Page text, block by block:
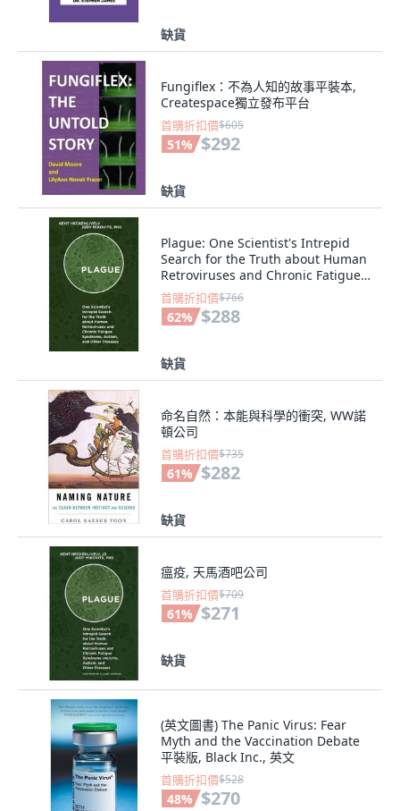
缺貨
Fungiflex：不為人知的故事平裝本,
Createspace獨立發布平台
首購折扣價$605
51% $292
缺貨
Plague: One Scientist's Intrepid
Search for the Truth about Human
Retroviruses and Chronic Fatigue
S... 精裝版, Skyhorse Publishing, 英
文
首購折扣價$766
62% $288
缺貨
命名自然：本能與科學的衝突, WW諾
頓公司
首購折扣價$735
61% $282
缺貨
瘟疫, 天馬酒吧公司
首購折扣價$709
61% $271
缺貨
(英文圖書) The Panic Virus: Fear
Myth and the Vaccination Debate
平裝版, Black Inc., 英文
首購折扣價$528
48% $270